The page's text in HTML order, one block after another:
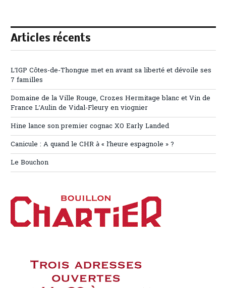
Articles récents
L’IGP Côtes-de-Thongue met en avant sa liberté et dévoile ses
7 familles
Domaine de la Ville Rouge, Crozes Hermitage blanc et Vin de
France L’Aulin de Vidal-Fleury en viognier
Hine lance son premier cognac XO Early Landed
Canicule : A quand le CHR à « l’heure espagnole » ?
Le Bouchon